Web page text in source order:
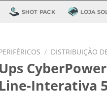
SHOT PACK LOJA
/ DISTRIBUIÇÃO
Ups
Line-Interativa